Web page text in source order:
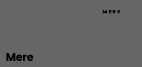
MERE
Mere